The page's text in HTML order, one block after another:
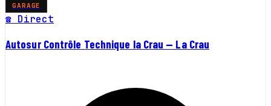
GARAGE
☎ Direct
Autosur Contrôle Technique la Crau — La Crau